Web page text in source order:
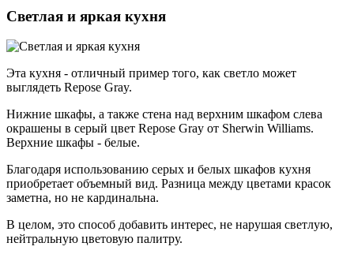
Светлая и яркая кухня
Эта кухня - отличный пример того, как светло может
выглядеть Repose Gray.
Нижние шкафы, а также стена над верхним шкафом слева
окрашены в серый цвет Repose Gray от Sherwin Williams.
Верхние шкафы - белые.
Благодаря использованию серых и белых шкафов кухня
приобретает объемный вид. Разница между цветами красок
заметна, но не кардинальна.
В целом, это способ добавить интерес, не нарушая светлую,
нейтральную цветовую палитру.